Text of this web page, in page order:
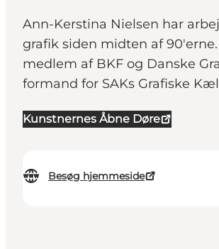
Ann-Kerstina Nielsen har
grafik siden midten af
medlem af BKF og Danske
formand for SAKs Grafiske
Kunstnernes Åbne Døre
Besøg hjemmeside